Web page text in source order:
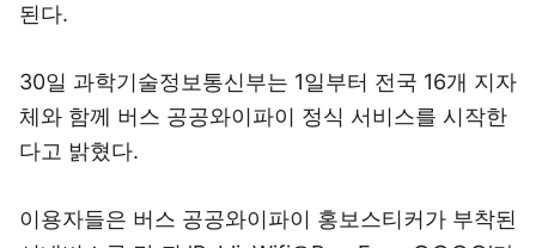
된다.
30일 과학기술정보통신부는 1일부터 전국 16개 지자
체와 함께 버스 공공와이파이 정식 서비스를 시작한
다고 밝혔다.
이용자들은 버스 공공와이파이 홍보스티커가 부착된